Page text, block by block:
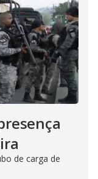
de carga de